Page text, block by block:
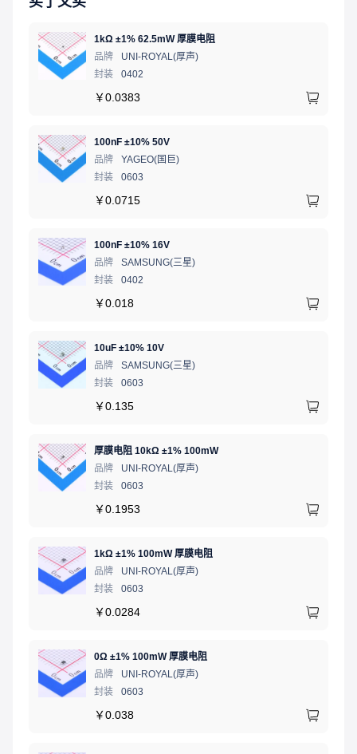
1kΩ ±1% 62.5mW 厚膜电阻
品牌
UNI-ROYAL(厚声)
封装
0402
￥0.0383
100nF ±10% 50V
品牌
YAGEO(国巨)
封装
0603
￥0.0715
100nF ±10% 16V
品牌
SAMSUNG(三星)
封装
0402
￥0.018
10uF ±10% 10V
品牌
SAMSUNG(三星)
封装
0603
￥0.135
厚膜电阻 10kΩ ±1% 100mW
品牌
UNI-ROYAL(厚声)
封装
0603
￥0.1953
1kΩ ±1% 100mW 厚膜电阻
品牌
UNI-ROYAL(厚声)
封装
0603
￥0.0284
0Ω ±1% 100mW 厚膜电阻
品牌
UNI-ROYAL(厚声)
封装
0603
￥0.038